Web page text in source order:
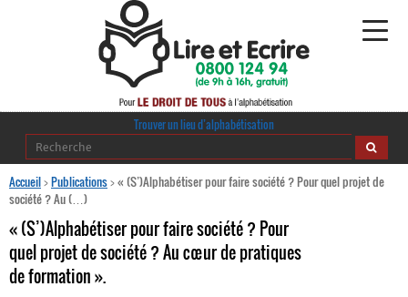
Alphabétisation
journaldelalpha.be
Trouver un lieu d’alphabétisation
Accueil>Publications>« (S’)Alphabétiser pour faire société ? Pour quel projet de
société ? Au (…)
« (S’)Alphabétiser pour faire société ? Pour
quel projet de société ? Au cœur de pratiques
de formation ».